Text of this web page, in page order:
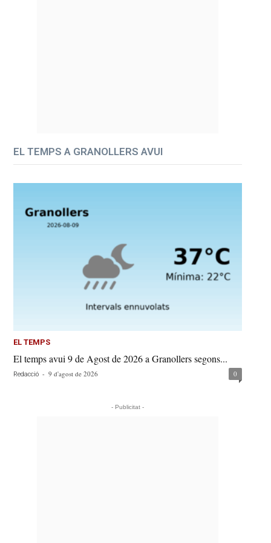
EL TEMPS A GRANOLLERS AVUI
EL TEMPS
El temps avui 9 de Agost de 2026 a Granollers segons...
Redacció - 9 d'agost de 2026 0
- Publicitat -